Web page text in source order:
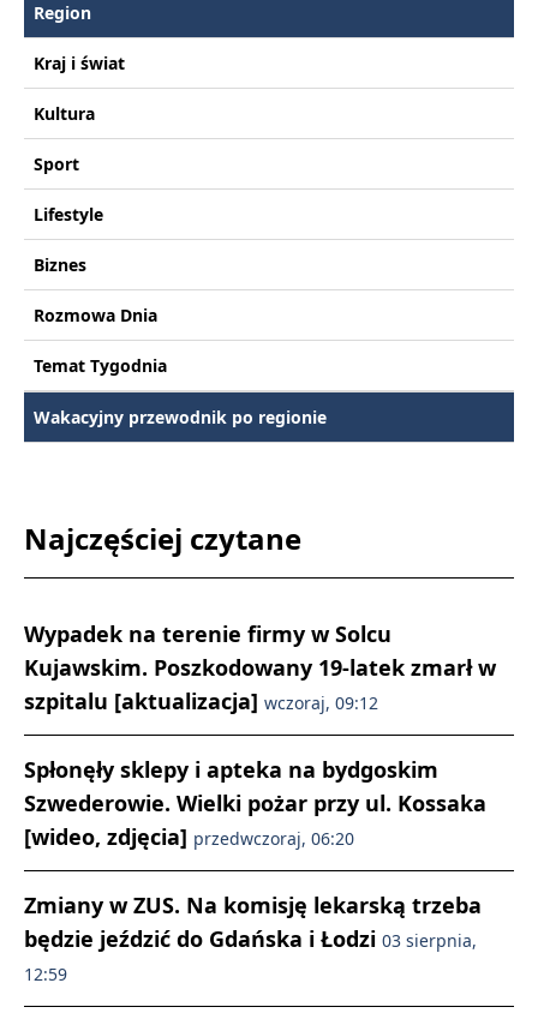
Region
Kraj i świat
Kultura
Sport
Lifestyle
Biznes
Rozmowa Dnia
Temat Tygodnia
Wakacyjny przewodnik po regionie
Najczęściej czytane
Wypadek na terenie firmy w Solcu
Kujawskim. Poszkodowany 19-latek zmarł w
szpitalu [aktualizacja] wczoraj, 09:12
Spłonęły sklepy i apteka na bydgoskim
Szwederowie. Wielki pożar przy ul. Kossaka
[wideo, zdjęcia] przedwczoraj, 06:20
Zmiany w ZUS. Na komisję lekarską trzeba
będzie jeździć do Gdańska i Łodzi 03 sierpnia,
12:59